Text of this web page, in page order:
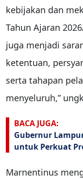
kebijakan dan
Tahun Ajaran
juga menjadi
ketentuan,
serta tahapan
menyeluruh,”
BACA JUGA:
Gubernur
untuk Perkuat
Marnentinus